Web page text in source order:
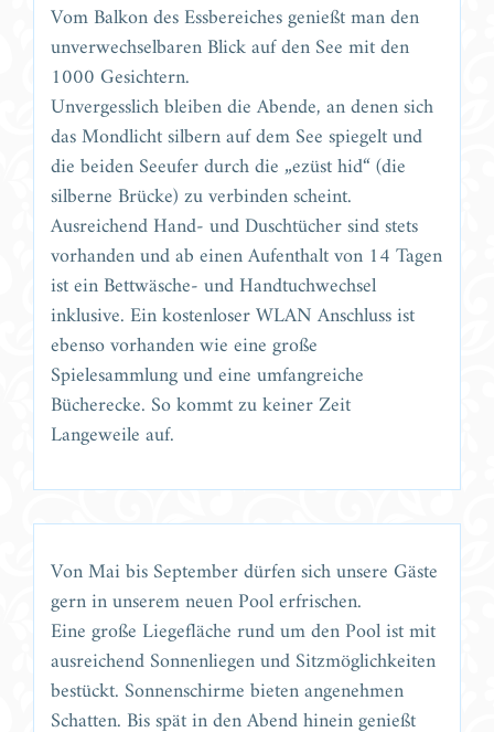
Vom Balkon des Essbereiches genießt man den
unverwechselbaren Blick auf den See mit den
1000 Gesichtern.
Unvergesslich bleiben die Abende, an denen sich
das Mondlicht silbern auf dem See spiegelt und
die beiden Seeufer durch die „ezüst hid“ (die
silberne Brücke) zu verbinden scheint.
Ausreichend Hand- und Duschtücher sind stets
vorhanden und ab einen Aufenthalt von 14 Tagen
ist ein Bettwäsche- und Handtuchwechsel
inklusive. Ein kostenloser WLAN Anschluss ist
ebenso vorhanden wie eine große
Spielesammlung und eine umfangreiche
Bücherecke. So kommt zu keiner Zeit
Langeweile auf.
Von Mai bis September dürfen sich unsere Gäste
gern in unserem neuen Pool erfrischen.
Eine große Liegefläche rund um den Pool ist mit
ausreichend Sonnenliegen und Sitzmöglichkeiten
bestückt. Sonnenschirme bieten angenehmen
Schatten. Bis spät in den Abend hinein genießt